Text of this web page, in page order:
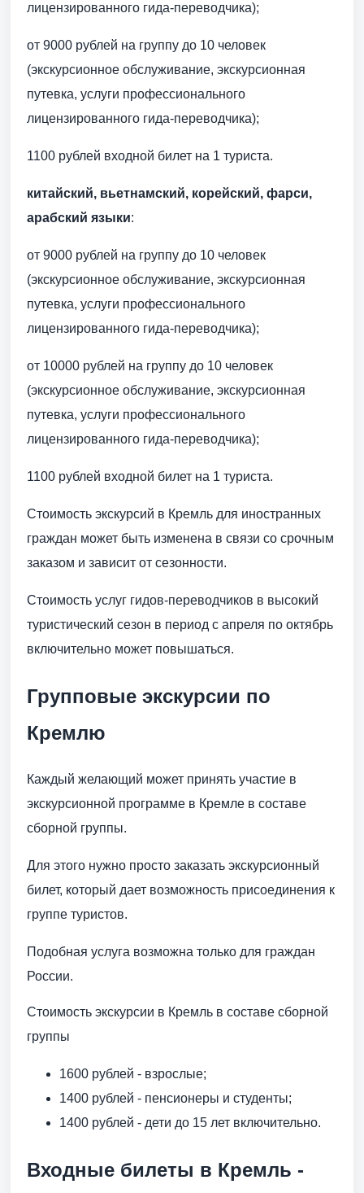
лицензированного гида-переводчика);
от 9000 рублей на группу до 10 человек
(экскурсионное обслуживание, экскурсионная
путевка, услуги профессионального
лицензированного гида-переводчика);
1100 рублей входной билет на 1 туриста.
китайский, вьетнамский, корейский, фарси,
арабский языки:
от 9000 рублей на группу до 10 человек
(экскурсионное обслуживание, экскурсионная
путевка, услуги профессионального
лицензированного гида-переводчика);
от 10000 рублей на группу до 10 человек
(экскурсионное обслуживание, экскурсионная
путевка, услуги профессионального
лицензированного гида-переводчика);
1100 рублей входной билет на 1 туриста.
Стоимость экскурсий в Кремль для иностранных
граждан может быть изменена в связи со срочным
заказом и зависит от сезонности.
Стоимость услуг гидов-переводчиков в высокий
туристический сезон в период с апреля по октябрь
включительно может повышаться.
Групповые экскурсии по
Кремлю
Каждый желающий может принять участие в
экскурсионной программе в Кремле в составе
сборной группы.
Для этого нужно просто заказать экскурсионный
билет, который дает возможность присоединения к
группе туристов.
Подобная услуга возможна только для граждан
России.
Стоимость экскурсии в Кремль в составе сборной
группы
1600 рублей - взрослые;
1400 рублей - пенсионеры и студенты;
1400 рублей - дети до 15 лет включительно.
Входные билеты в Кремль -